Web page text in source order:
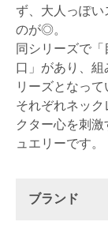
ず、大人っぽい
のが◎。
同シリーズで「
口」があり、
リーズとなって
それぞれネッ
クター心を刺
ュエリーです。
ブランド